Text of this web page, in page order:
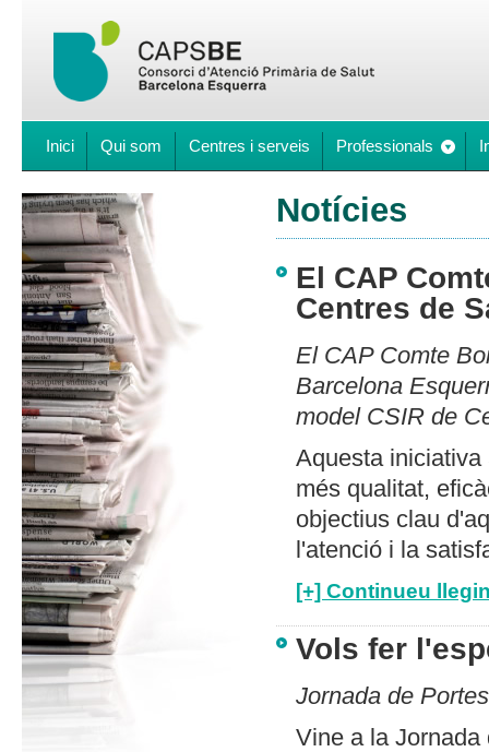
Inici Qui som Centres i serveis Professionals
Notícies
El CAP
Centres de
El CAP Comte
Barcelona
model CSIR de
Aquesta
més qualitat,
objectius clau
l'atenció i la
[+] Continueu
Vols fer
Jornada de
Vine a la